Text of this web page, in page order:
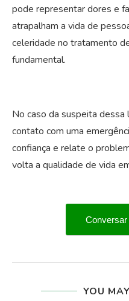
pode representar dores e
atrapalham a vida de
celeridade no tratamento
fundamental.
No caso da suspeita
contato com uma
confiança e relate o
volta a qualidade de vida
YOU